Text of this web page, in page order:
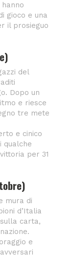
gioco e una
il prosieguo
del
Dopo un
e riesce
tre mete
e cinico
qualche
per 31
mura di
d’Italia
carta,
e